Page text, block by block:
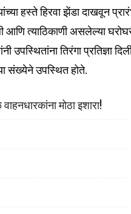
हस्ते हिरवा झेंडा दाखवून
आणि त्याठिकाणी असलेल्या
उपस्थितांना तिरंगा प्रतिज्ञा
संख्येने उपस्थित होते.
मोठा इशारा!